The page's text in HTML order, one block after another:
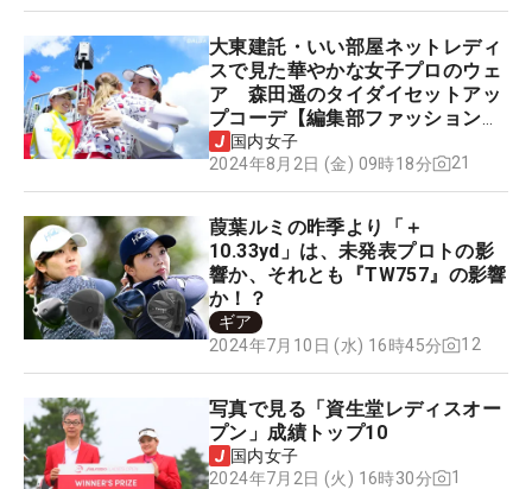
大東建託・いい部屋ネットレディ
スで見た華やかな女子プロのウェ
ア 森田遥のタイダイセットアッ
プコーデ【編集部ファッションチ
ェック】
国内女子
2024年8月2日 (金) 09時18分
21
葭葉ルミの昨季より「＋
10.33yd」は、未発表プロトの影
響か、それとも『TW757』の影響
か！？
ギア
2024年7月10日 (水) 16時45分
12
写真で見る「資生堂レディスオー
プン」成績トップ10
国内女子
2024年7月2日 (火) 16時30分
1